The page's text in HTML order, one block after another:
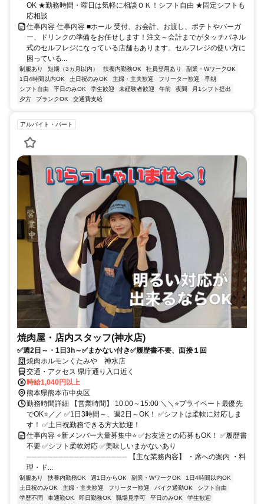
OK ★勤務時間・曜日は気軽に相談ＯＫ！シフト自由 ★固定シフトも
応相談
仕事内容 仕事内容 ■ホール 受付、お会計、お渡し、ポテトやバーガ
ー、ドリンクの準備をお任せします！注文～会計までがタッチパネル
式のセルフレジになっている店舗もあります。セルフレジの使い方に
困っている...
制服あり 短期（3ヵ月以内） 扶養内勤務OK 社員登用あり
副業・WワークOK
1日4時間以内OK
土日祝のみOK 主婦・主夫歓迎 フリーター歓迎
早朝
シフト自由
平日のみOK 学生歓迎 未経験者歓迎 午前 夜間
月1シフト提出
夕方
ブランクOK 交通費支給
アルバイト・パート
焼肉屋・店内スタッフ(神水店)
✅週2日～・1日3h～✅まかない付き✅履歴書不要、面接１回
焼肉ホルモンくたみや 神水店
交通・アクセス 県庁通り入口近く
時給1,040円以上
熊本県熊本市中央区
勤務時間詳細 【営業時間】 10:00～15:00 ＼＼⭐プライベート最優先
でOK⭐／／ ✅1日3時間～、週2日～OK！ ✅シフトは柔軟に対応しま
す！ ✅土日祝勤務できる方大歓迎！
仕事内容 ⭐新メンバー大量募集中⭐ ✅お友達との応募もOK！ ✅履歴書
不要 ✅シフト柔軟対応 ✅美味しいまかないあり
─────────────────── 【主な業務内容】 ・席への案内 ・料
理・ド...
制服あり 扶養内勤務OK 週1日からOK 副業・WワークOK
1日4時間以内OK
土日祝のみOK
主婦・主夫歓迎 フリーター歓迎 バイク通勤OK
シフト自由
学歴不問
車通勤OK 即日勤務OK 職場見学可 平日のみOK
学生歓迎